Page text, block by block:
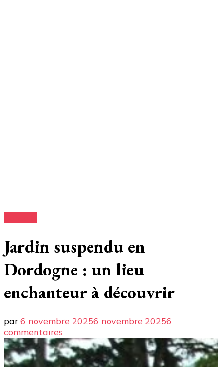
Jardin suspendu en
Dordogne : un lieu
enchanteur à découvrir
par 6 novembre 20256 novembre 20256
commentaires
Jardin
suspendu